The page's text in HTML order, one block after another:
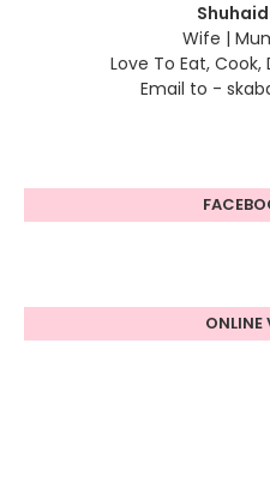
Wife |
Love To Eat,
Email to -
ONLINE